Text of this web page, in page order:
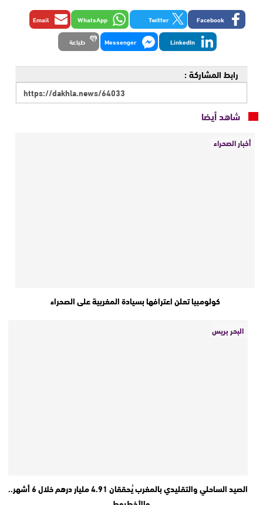
Facebook
Twitter
WhatsApp
Email
LinkedIn
Messenger طباعة
رابط المشاركة :
شاهد أيضا
أخبار الصحراء
كولومبيا تعلن اعترافها بسيادة المغربية على الصحراء
البحر بريس
الصيد الساحلي والتقليدي بالمغرب يُحققان 4.91 مليار درهم خلال 6 أشهر..